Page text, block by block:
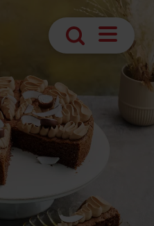
BúsquedaAbrir